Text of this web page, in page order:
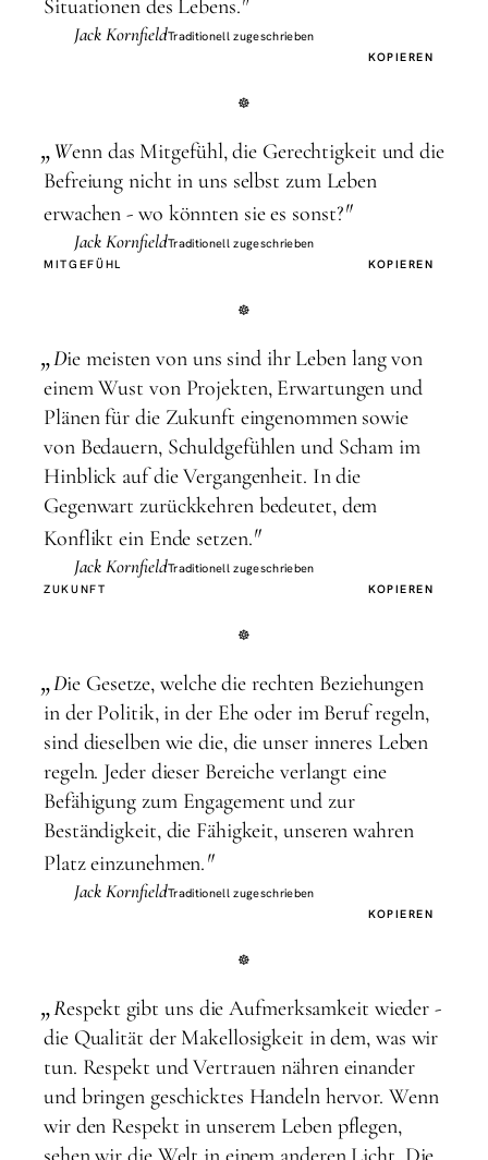
Situationen des Lebens.
Jack KornfieldTraditionell zugeschrieben
KOPIEREN
„Wenn das Mitgefühl, die Gerechtigkeit und die
Befreiung nicht in uns selbst zum Leben
erwachen - wo könnten sie es sonst?"
Jack KornfieldTraditionell zugeschrieben
MITGEFÜHL
KOPIEREN
„Die meisten von uns sind ihr Leben lang von
einem Wust von Projekten, Erwartungen und
Plänen für die Zukunft eingenommen sowie
von Bedauern, Schuldgefühlen und Scham im
Hinblick auf die Vergangenheit. In die
Gegenwart zurückkehren bedeutet, dem
Konflikt ein Ende setzen."
Jack KornfieldTraditionell zugeschrieben
ZUKUNFT
KOPIEREN
„Die Gesetze, welche die rechten Beziehungen
in der Politik, in der Ehe oder im Beruf regeln,
sind dieselben wie die, die unser inneres Leben
regeln. Jeder dieser Bereiche verlangt eine
Befähigung zum Engagement und zur
Beständigkeit, die Fähigkeit, unseren wahren
Platz einzunehmen."
Jack KornfieldTraditionell zugeschrieben
KOPIEREN
„Respekt gibt uns die Aufmerksamkeit wieder -
die Qualität der Makellosigkeit in dem, was wir
tun. Respekt und Vertrauen nähren einander
und bringen geschicktes Handeln hervor. Wenn
wir den Respekt in unserem Leben pflegen,